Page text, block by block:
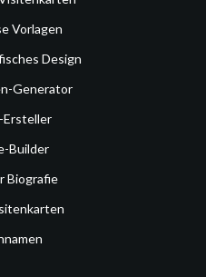
Vorlagen
Design
Generator
Ersteller
Builder
Biografie